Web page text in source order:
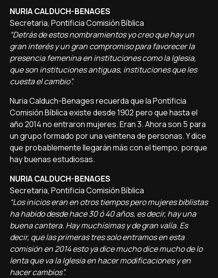
NURIA CALDUCH-BENAGES
Secretaria, Pontificia Comisión Bíblica
“Detrás de estos nombramientos yo creo que hay un
gran interés y un gran compromiso para favorecer la
presencia femenina en instituciones como la Iglesia,
que son instituciones antiguas, instituciones que les
cuesta el cambio”.
Nuria Calduch-Benages recuerda que la Pontificia
Comisión Bíblica existe desde 1902 pero que hasta el
año 2014 no entraron mujeres. Eran 3. Ahora son 5 para
un grupo formado por una veintena de personas. Y dice
que probablemente llegarán más con el tiempo, porque
hay buenas estudiosas.
NURIA CALDUCH-BENAGES
Secretaria, Pontificia Comisión Bíblica
“Los inicios eran en otros tiempos pero mujeres biblistas
ha habido desde hace 30 ó 40 años, es decir, hay una
buena cantera. Hay muchísimas y de gran valía. Es
decir, que las primeras tres solo entramos en esta
comisión en 2014 esto ya dice mucho dice mucho de lo
lenta que va la Iglesia en hacer modificaciones y en
hacer cambios”.